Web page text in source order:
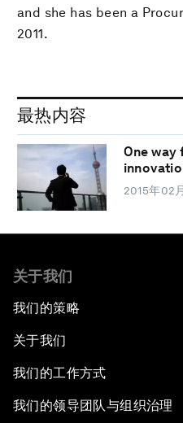
and she has been a
2011.
最热内容
One way
2015年02
关于我们
我们的策略
关于我们
我们的工作方式
我们的领导团队与组织治理